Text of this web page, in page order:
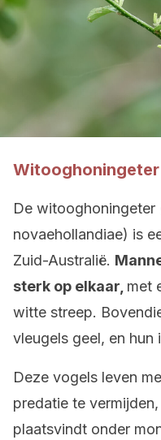
Witooghoningeter
De witooghoningeter
novaehollandiae) is
Zuid-Australië.
sterk op elkaar, met
witte streep.
vleugels geel, en hun
Deze vogels leven
predatie te
plaatsvindt onder